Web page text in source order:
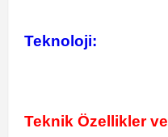
Teknoloji:
Teknik Özellikler ve